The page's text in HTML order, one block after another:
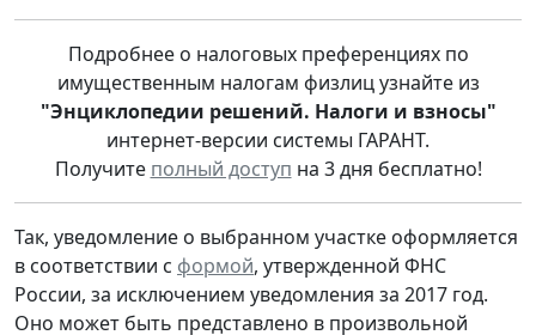
Подробнее о налоговых преференциях по
имущественным налогам физлиц узнайте из
"Энциклопедии решений. Налоги и взносы"
интернет-версии системы ГАРАНТ.
Получите полный доступ на 3 дня бесплатно!
Так, уведомление о выбранном участке оформляется
в соответствии с формой, утвержденной ФНС
России, за исключением уведомления за 2017 год.
Оно может быть представлено в произвольной